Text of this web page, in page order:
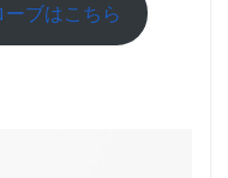
ーブはこちら